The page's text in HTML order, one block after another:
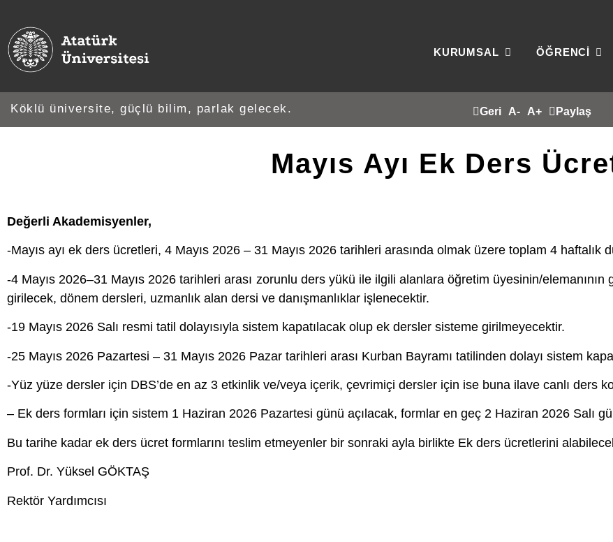
KURUMSAL ÖĞRENCİ
Köklü üniversite, güçlü bilim, parlak gelecek. Geri A- A+ Paylaş
Mayıs Ayı Ek Ders
Değerli Akademisyenler,
-Mayıs ayı ek ders ücretleri, 4 Mayıs 2026 – 31 Mayıs 2026 tarihleri arasında olmak üzere toplam 4 haftalık
-4 Mayıs 2026–31 Mayıs 2026 tarihleri arası zorunlu ders yükü ile ilgili alanlara öğretim üyesinin/
girilecek, dönem dersleri, uzmanlık alan dersi ve danışmanlıklar işlenecektir.
-19 Mayıs 2026 Salı resmi tatil dolayısıyla sistem kapatılacak olup ek dersler sisteme girilmeyecektir.
-25 Mayıs 2026 Pazartesi – 31 Mayıs 2026 Pazar tarihleri arası Kurban Bayramı tatilinden dolayı sistem
-Yüz yüze dersler için DBS’de en az 3 etkinlik ve/veya içerik, çevrimiçi dersler için ise buna ilave canlı ders
– Ek ders formları için sistem 1 Haziran 2026 Pazartesi günü açılacak, formlar en geç 2 Haziran 2026 Salı
Bu tarihe kadar ek ders ücret formlarını teslim etmeyenler bir sonraki ayla birlikte Ek ders ücretlerini
Prof. Dr. Yüksel GÖKTAŞ
Rektör Yardımcısı